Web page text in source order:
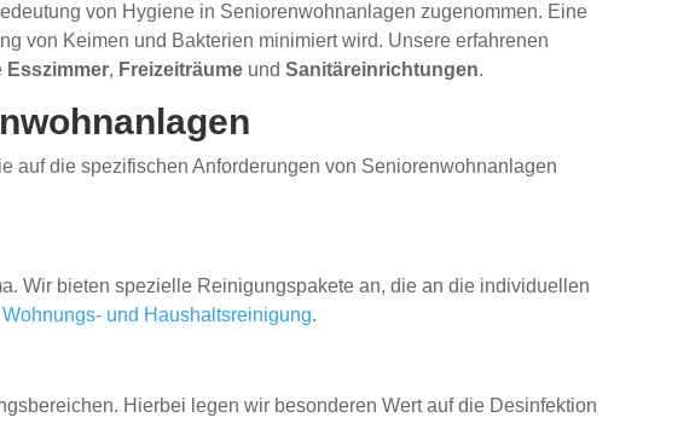
von Hygiene in Seniorenwohnanlagen zugenommen. Eine
von Keimen und Bakterien minimiert wird. Unsere erfahrenen
Esszimmer, Freizeiträume undSanitäreinrichtungen.
auf die spezifischen Anforderungen von Seniorenwohnanlagen
Wir bieten spezielle Reinigungspakete an, die an die individuellen
Wohnungs- und Haushaltsreinigung.
Hierbei legen wir besonderen Wert auf die Desinfektion